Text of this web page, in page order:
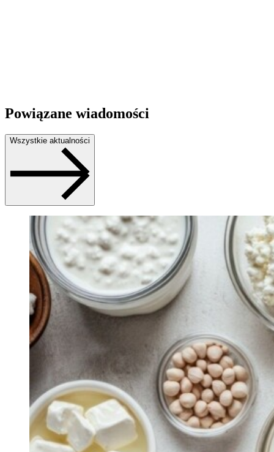
Powiązane wiadomości
Wszystkie aktualności